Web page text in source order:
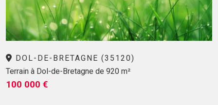
DOL-DE-BRETAGNE (35120)
Terrain à Dol-de-Bretagne de 920 m²
100 000 €